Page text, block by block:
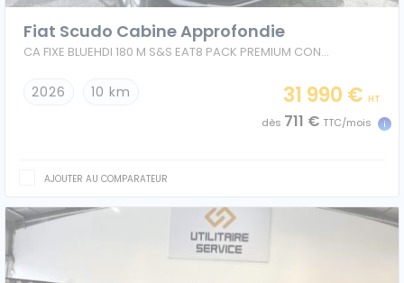
Caisses grands volumes Frigorifiques
Minibus
Fiat Scudo Cabine Approfondie
CA FIXE BLUEHDI 180 M S&S EAT8 PACK PREMIUM CONNECT
2026 10 km 31 990 € HT
dès 711 € TTC/mois
AJOUTER AU COMPARATEUR